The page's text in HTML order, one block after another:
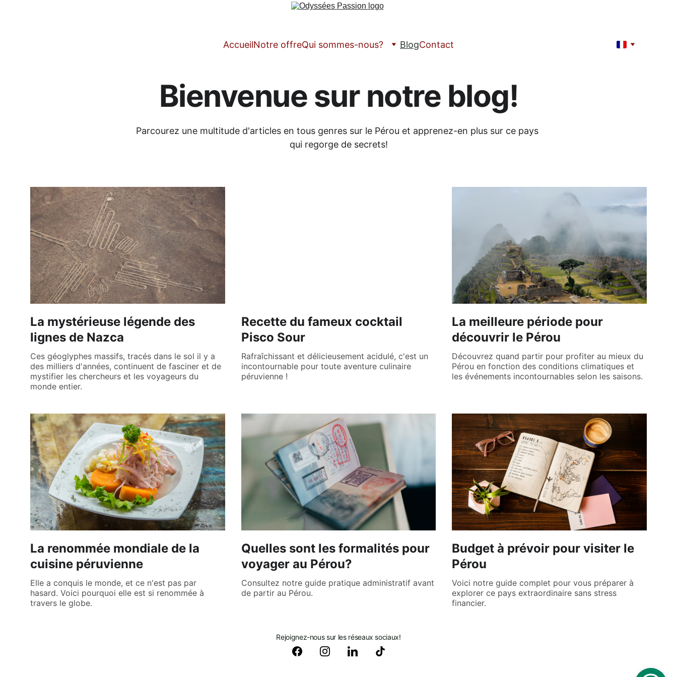
AccueilNotre offreQui sommes-nous? BlogContact
Bienvenue sur notre blog!
Parcourez une multitude d'articles en tous genres sur le Pérou et apprenez-en plus sur ce pays
qui regorge de secrets!
La mystérieuse légende des
lignes de Nazca
Ces géoglyphes massifs, tracés dans le sol il y a
des milliers d'années, continuent de fasciner et de
mystifier les chercheurs et les voyageurs du
monde entier.
Recette du fameux cocktail
Pisco Sour
Rafraîchissant et délicieusement acidulé, c'est un
incontournable pour toute aventure culinaire
péruvienne !
La meilleure période pour
découvrir le Pérou
Découvrez quand partir pour profiter au mieux du
Pérou en fonction des conditions climatiques et
les événements incontournables selon les saisons.
La renommée mondiale de la
cuisine péruvienne
Elle a conquis le monde, et ce n'est pas par
hasard. Voici pourquoi elle est si renommée à
travers le globe.
Quelles sont les formalités pour
voyager au Pérou?
Consultez notre guide pratique administratif avant
de partir au Pérou.
Budget à prévoir pour visiter le
Pérou
Voici notre guide complet pour vous préparer à
explorer ce pays extraordinaire sans stress
financier.
Rejoignez-nous sur les réseaux sociaux!